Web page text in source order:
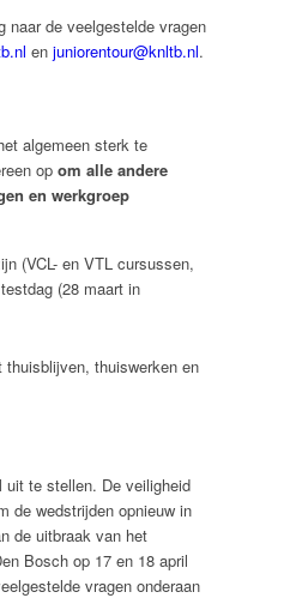
naar de veelgestelde vragen
en juniorentour@knltb.nl.
algemeen sterk te
op om alle andere
en werkgroep
(VCL- en VTL cursussen,
(28 maart in
thuiswerken en
uit te stellen. De veiligheid
de wedstrijden opnieuw in
de uitbraak van het
Bosch op 17 en 18 april
vragen onderaan